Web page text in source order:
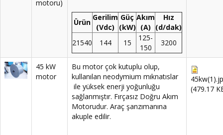
motoru)
Ürün
Gerilim
(Vdc)
Güç
(kW)
Akım
(A)
Hız
(d/dak)
21540
144 15
125-
150
3200
45 kW
motor
Bu motor çok kutuplu olup,
kullanılan neodymium mıknatıslar
ile yüksek enerji yoğunluğu
sağlanmıştır. Fırçasız Doğru Akım
Motorudur. Araç şanzımanına
akuple edilir.
(479.17